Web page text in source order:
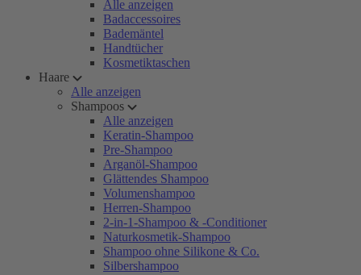
Alle anzeigen
Badaccessoires
Bademäntel
Handtücher
Kosmetiktaschen
Haare
Alle anzeigen
Shampoos
Alle anzeigen
Keratin-Shampoo
Pre-Shampoo
Arganöl-Shampoo
Glättendes Shampoo
Volumenshampoo
Herren-Shampoo
2-in-1-Shampoo & -Conditioner
Naturkosmetik-Shampoo
Shampoo ohne Silikone & Co.
Silbershampoo